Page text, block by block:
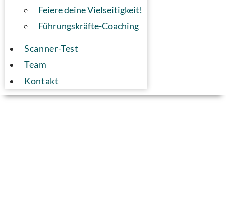
Feiere deine Vielseitigkeit!
Führungskräfte-Coaching
Scanner-Test
Team
Kontakt